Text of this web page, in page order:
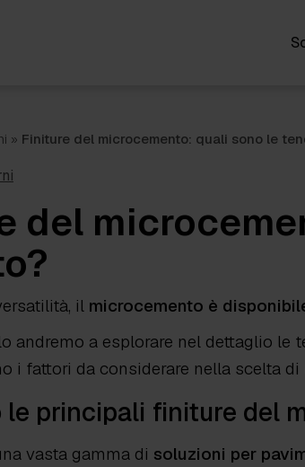
» Finiture del microcemento: quali sono le
del
il microcemento è
andremo a esplorare nel dettaglio
i fattori da considerare nella scelta
le principali finiture del
vasta gamma di soluzioni per